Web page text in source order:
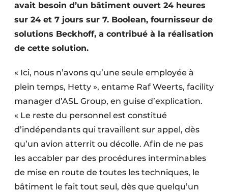
avait besoin d’un bâtiment ouvert 24 heures
sur 24 et 7 jours sur 7. Boolean, fournisseur de
solutions Beckhoff, a contribué à la réalisation
de cette solution.
« Ici, nous n’avons qu’une seule employée à
plein temps, Hetty », entame Raf Weerts, facility
manager d’ASL Group, en guise d’explication.
« Le reste du personnel est constitué
d’indépendants qui travaillent sur appel, dès
qu’un avion atterrit ou décolle. Afin de ne pas
les accabler par des procédures interminables
de mise en route de toutes les techniques, le
bâtiment le fait tout seul, dès que quelqu’un